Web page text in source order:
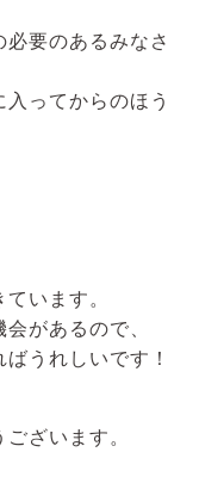
要のあるみなさ
ってからのほう
います。
があるので、
うれしいです！
ざいます。